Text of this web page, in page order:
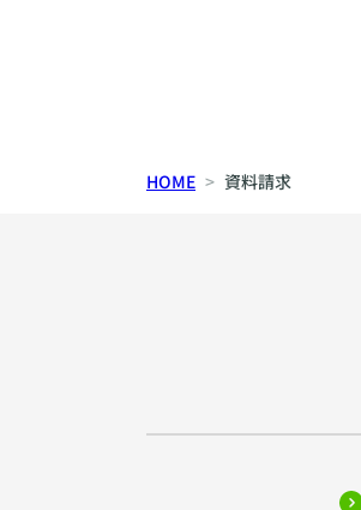
HOME 資料請求